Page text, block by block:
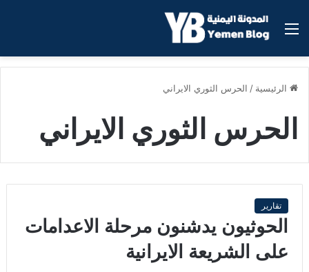
القائمة
الرئيسية / الحرس الثوري الايراني
الحرس الثوري الايراني
تقارير
الحوثيون يدشنون مرحلة الاعدامات
على الشريعة الايرانية